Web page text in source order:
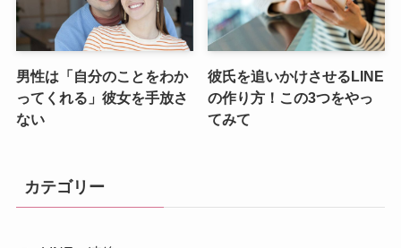
男性は「自分のことをわか
ってくれる」彼女を手放さ
ない
彼氏を追いかけさせるLINE
の作り方！この3つをやっ
てみて
カテゴリー